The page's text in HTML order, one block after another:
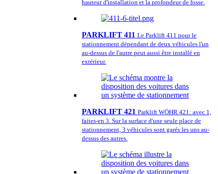
hauteur d'installation et la profondeur de fosse.
PARKLIFT 411 Le Parklift 411 pour le
stationnement dépendant de deux véhicules l'un
au-dessus de l'autre peut aussi être installé en
extérieur.
PARKLIFT 421 Parklift WÖHR 421: avec 1,
faites-en 3. Sur la surface d'une seule place de
stationnement, 3 véhicules sont garés les uns au-
dessus des autres.